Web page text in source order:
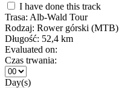
I have done this track
Trasa: Alb-Wald Tour
Rodzaj: Rower górski (MTB)
Długość: 52,4 km
Evaluated on:
Czas trwania:
Day(s)